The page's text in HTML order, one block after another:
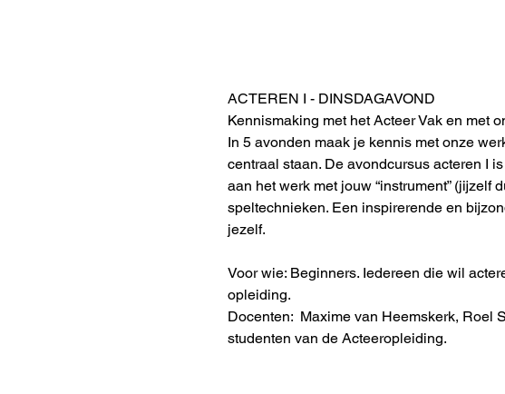
ACTEREN I - DINSDAGAVOND
Kennismaking met het Acteer Vak en met
In 5 avonden maak je kennis met onze
centraal staan. De avondcursus acteren I
aan het werk met jouw “instrument” (jijzelf
speltechnieken. Een inspirerende en
jezelf.
Voor wie: Beginners. Iedereen die wil
opleiding.
Docenten:  Maxime van Heemskerk,
studenten van de Acteeropleiding.